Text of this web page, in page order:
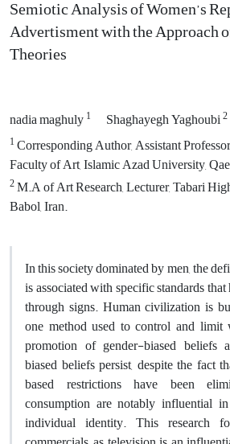
Semiotic Analysis of Women’s
Advertisment with the Approach
Theories
nadia maghuly1 Shaghayegh Yaghoubi2
1Corresponding Author, Assistant
Faculty of Art, Islamic Azad University,
2M.A of Art Research, Lecturer, Tabari
Babol, Iran.
In this society dominated by m​en, the
is associated with specific standards
through signs. Human civilization is
one method used to control and limit
promotion of gender-biased beliefs
biased beliefs persist, despite the fact
based restrictions have been
consumption are notably influential
individual identity. This research